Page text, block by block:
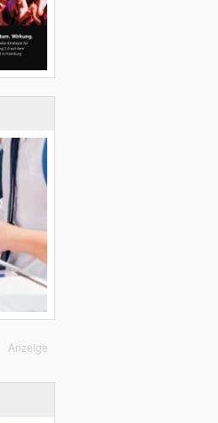
Anzeige